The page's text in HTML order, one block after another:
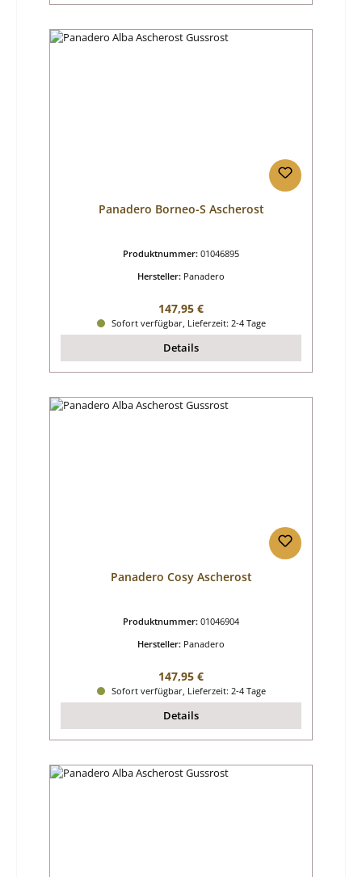
Panadero Borneo-S Ascherost
Produktnummer: 01046895
Hersteller: Panadero
Regulärer Preis:
147,95 €
Sofort verfügbar, Lieferzeit: 2-4 Tage
Details
Panadero Cosy Ascherost
Produktnummer: 01046904
Hersteller: Panadero
Regulärer Preis:
147,95 €
Sofort verfügbar, Lieferzeit: 2-4 Tage
Details